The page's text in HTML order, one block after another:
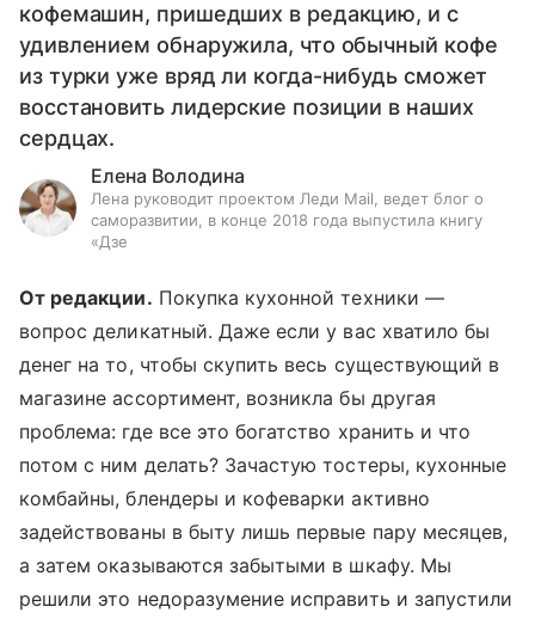
кофемашин, пришедших в редакцию, и с
удивлением обнаружила, что обычный кофе
из турки уже вряд ли когда-нибудь сможет
восстановить лидерские позиции в наших
сердцах.
Елена Володина
Лена руководит проектом Леди Mail, ведет блог о
саморазвитии, в конце 2018 года выпустила книгу
«Дзе
От редакции. Покупка кухонной техники —
вопрос деликатный. Даже если у вас хватило бы
денег на то, чтобы скупить весь существующий в
магазине ассортимент, возникла бы другая
проблема: где все это богатство хранить и что
потом с ним делать? Зачастую тостеры, кухонные
комбайны, блендеры и кофеварки активно
задействованы в быту лишь первые пару месяцев,
а затем оказываются забытыми в шкафу. Мы
решили это недоразумение исправить и запустили